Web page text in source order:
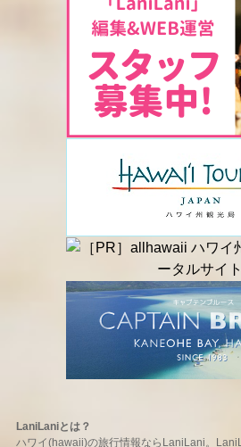
LaniLaniとは？
ハワイ(hawaii)の旅行情報ならLaniLani。